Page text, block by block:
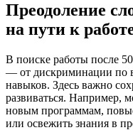
Преодоление
на пути к
В поиске работы после
— от дискриминации по
навыков. Здесь важно
развиваться. Например,
новым программам,
или освежить знания в